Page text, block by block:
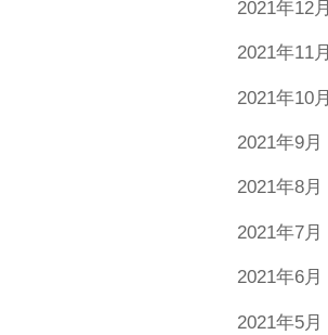
2021年12月
2021年11月
2021年10月
2021年9月
2021年8月
2021年7月
2021年6月
2021年5月